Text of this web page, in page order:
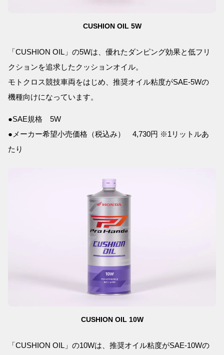
CUSHION OIL 5W
「CUSHION OIL」の5Wは、優れたダンピング効果と低フリ
クションを追求したクッションオイル。
モトクロス競技車両をはじめ、推奨オイル粘度がSAE-5Wの
機種向けになっています。
●SAE規格 5W
●メーカー希望小売価格（税込み） 4,730円 ※1リットルあ
たり
CUSHION OIL 10W
「CUSHION OIL」の10Wは、推奨オイル粘度がSAE-10Wの